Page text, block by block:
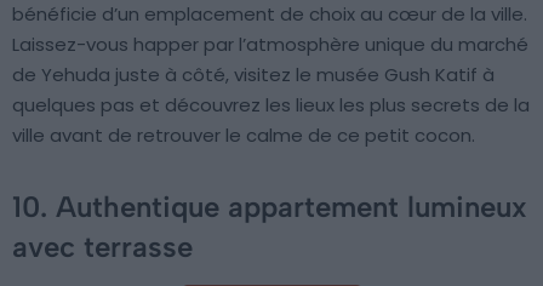
bénéficie d’un emplacement de choix au cœur de la ville.
Laissez-vous happer par l’atmosphère unique du marché
de Yehuda juste à côté, visitez le musée Gush Katif à
quelques pas et découvrez les lieux les plus secrets de la
ville avant de retrouver le calme de ce petit cocon.
10. Authentique appartement lumineux
avec terrasse